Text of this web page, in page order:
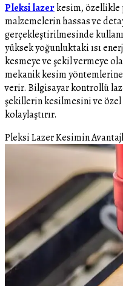
Pleksi lazerkesim,
malzemelerin hassas ve
gerçekleştirilmesinde
yüksek yoğunluktaki ısı
kesmeye ve şekil vermeye
mekanik kesim yöntemlerine
verir. Bilgisayar kontrollü
şekillerin kesilmesini ve
kolaylaştırır.
Pleksi Lazer Kesimin